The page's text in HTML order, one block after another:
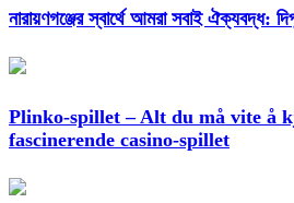
নারায়ণগঞ্জের স্বার্থে আমরা সবাই ঐক্যবদ্ধ:
Plinko-spillet – Alt du må vite å
fascinerende casino-spillet